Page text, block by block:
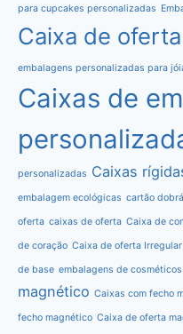
para cupcakes personalizadas
Caixa de
embalagens personalizadas para
Caixas de
personalizadas Caixas
embalagem ecológicas cartão
oferta caixas de oferta Caixa de
de coração Caixa de oferta Irregular
de base embalagens de
magnético Caixas com fecho
fecho magnético Caixa de oferta